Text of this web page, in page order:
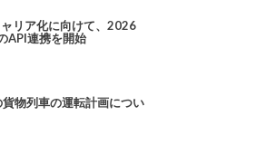
ャリア化に向けて、2026
API連携を開始
物列車の運転計画につい